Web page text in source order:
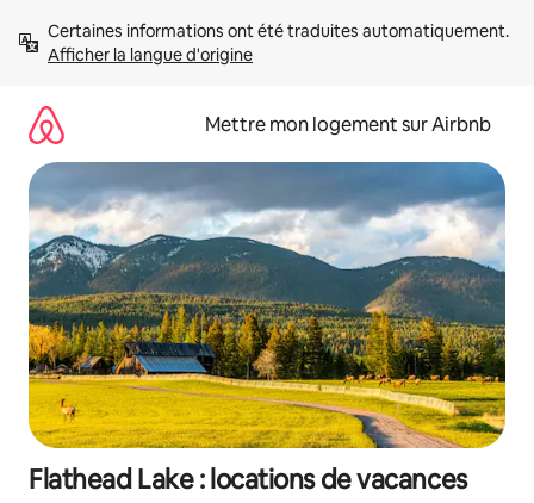
directement
Afficher la langue d'origine
Mettre mon logement sur Airbnb
Flathead Lake : locations de vacances